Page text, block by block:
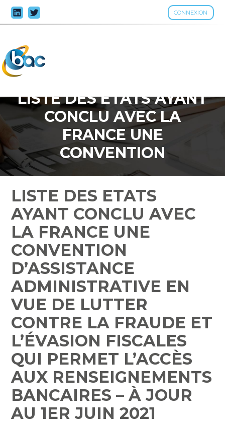
CONNEXION
Aller
au
LISTE DES ETATS AYANT
CONCLU AVEC LA
FRANCE UNE
CONVENTION
D’ASSISTANCE
ADMINISTRATIVE EN VUE
DE LUTTER CONTRE LA
FRAUDE ET L’ÉVASION
FISCALES QUI PERMET
L’ACCÈS AUX
RENSEIGNEMENTS
BANCAIRES – À JOUR AU
1ER JUIN 2021
LISTE DES ETATS
AYANT CONCLU AVEC
LA FRANCE UNE
CONVENTION
D’ASSISTANCE
ADMINISTRATIVE EN
VUE DE LUTTER
CONTRE LA FRAUDE ET
L’ÉVASION FISCALES
QUI PERMET L’ACCÈS
AUX RENSEIGNEMENTS
BANCAIRES – À JOUR
AU 1ER JUIN 2021